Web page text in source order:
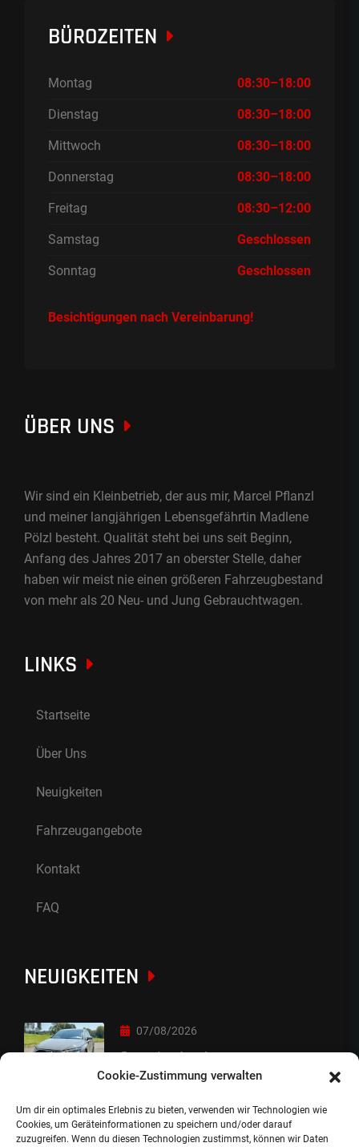
Cookie-Zustimmung verwalten
Um dir ein optimales Erlebnis zu bieten, verwenden wir Technologien wie
Cookies, um Geräteinformationen zu speichern und/oder darauf
zuzugreifen. Wenn du diesen Technologien zustimmst, können wir Daten
BÜROZEITEN
Montag 08:30–18:00
Dienstag 08:30–18:00
Mittwoch 08:30–18:00
Donnerstag 08:30–18:00
Freitag 08:30–12:00
Samstag Geschlossen
Sonntag Geschlossen
Besichtigungen nach Vereinbarung!
ÜBER UNS
Wir sind ein Kleinbetrieb, der aus mir, Marcel Pflanzl
und meiner langjährigen Lebensgefährtin Madlene
Pölzl besteht. Qualität steht bei uns seit Beginn,
Anfang des Jahres 2017 an oberster Stelle, daher
haben wir meist nie einen größeren Fahrzeugbestand
von mehr als 20 Neu- und Jung Gebrauchtwagen.
LINKS
Startseite
Über Uns
Neuigkeiten
Fahrzeugangebote
Kontakt
FAQ
NEUIGKEITEN
07/08/2026
Sorry Leute :-)
06/08/2026